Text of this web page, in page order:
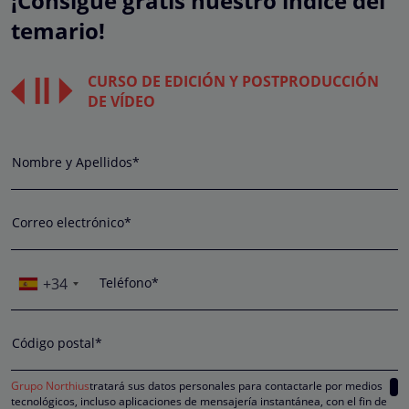
temario!
CURSO DE EDICIÓN Y POSTPRODUCCIÓN
DE VÍDEO
Nombre y Apellidos*
Correo electrónico*
+34 Teléfono*
Código postal*
Grupo Northiustratará sus datos personales para contactarle por medios
tecnológicos, incluso aplicaciones de mensajería instantánea, con el fin de